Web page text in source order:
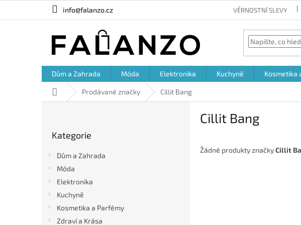
info@falanzo.cz VĚRNOSTNÍ SLEVY
Dům a Zahrada Móda Elektronika Kuchyně Kosmetika
Domů Prodávané značky Cillit Bang
kategorie
Kategorie
Dům a Zahrada
Móda
Elektronika
Kuchyně
Kosmetika a Parfémy
Zdraví a Krása
Cillit Bang
Žádné produkty značkyCillit